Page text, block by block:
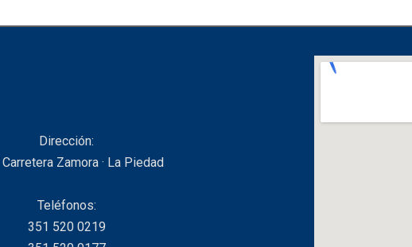
Dirección:
Zamora · La Piedad
Teléfonos:
351 520 0219